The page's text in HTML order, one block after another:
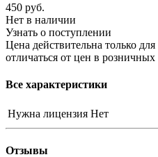
450 руб.
Нет в наличии
Узнать о поступлении
Цена действительна только
отличаться от цен в розничных
Все характеристики
Нужна лицензия Нет
Отзывы